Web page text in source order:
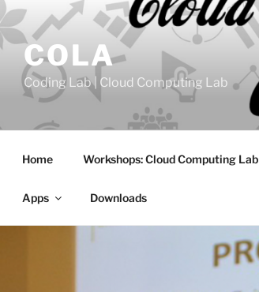
COLA
Coding Lab | Cloud Computing Lab
Home Workshops: Cloud Computing Lab
Apps Downloads